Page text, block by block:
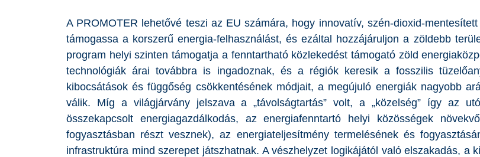
A PROMOTER lehetővé teszi az EU számára, hogy innovatív, szén-dioxid-
támogassa a korszerű energia-felhasználást, és ezáltal hozzájáruljon a zöldebb
program helyi szinten támogatja a fenntartható közlekedést támogató zöld
technológiák árai továbbra is ingadoznak, és a régiók keresik a fosszilis
kibocsátások és függőség csökkentésének módjait, a megújuló energiák nagyobb
válik. Míg a világjárvány jelszava a „távolságtartás” volt, a „közelség” így az
összekapcsolt energiagazdálkodás, az energiafenntartó helyi közösségek
fogyasztásban részt vesznek), az energiateljesítmény termelésének és
infrastruktúra mind szerepet játszhatnak. A vészhelyzet logikájától való elszakadás, a